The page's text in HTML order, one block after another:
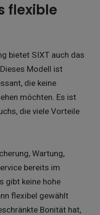
flexible
bietet SIXT auch das
Modell ist
die keine
möchten. Es ist
die viele Vorteile
Wartung,
bereits im
gibt keine hohe
flexibel gewählt
Bonität hat,